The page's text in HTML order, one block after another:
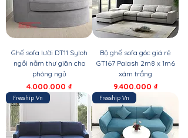
Ghế sofa lười DT11 Syloh
ngồi nằm thư giãn cho
phòng ngủ
Giá
4.000.000 ₫
Bộ ghế sofa góc giá rẻ
GT167 Palash 2m8 x 1m6
xám trắng
Giá
9.400.000 ₫
Freeship Vn Freeship Vn